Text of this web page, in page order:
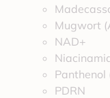
Mugwort
NAD+
Panthenol
PDRN